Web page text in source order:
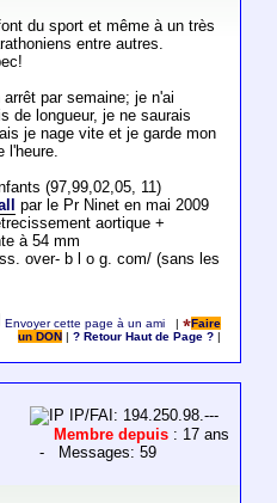
du sport et même à un très
entre autres.
par semaine; je n'ai
de longueur, je ne saurais
je nage vite et je garde mon
l'heure.
(97,99,02,05, 11)
par le Pr Ninet en mai 2009
aortique +
à 54 mm
over- b l o g. com/ (sans les
Envoyer cette page à un ami |
Faire
un DON
|? Retour Haut de Page ?
IP/FAI: 194.250.98.---
Membre depuis : 17 ans
- Messages: 59